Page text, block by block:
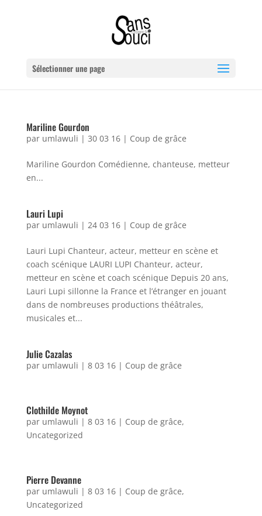
Sélectionner une page
Mariline Gourdon
par umlawuli | 30 03 16| Coup de grâce
Mariline Gourdon Comédienne, chanteuse, metteur
en...
Lauri Lupi
par umlawuli | 24 03 16| Coup de grâce
Lauri Lupi Chanteur, acteur, metteur en scène et
coach scénique LAURI LUPI Chanteur, acteur,
metteur en scène et coach scénique Depuis 20 ans,
Lauri Lupi sillonne la France et l’étranger en jouant
dans de nombreuses productions théâtrales,
musicales et...
Julie Cazalas
par umlawuli | 8 03 16| Coup de grâce
Clothilde Moynot
par umlawuli | 8 03 16| Coup de grâce,
Uncategorized
Pierre Devanne
par umlawuli | 8 03 16| Coup de grâce,
Uncategorized